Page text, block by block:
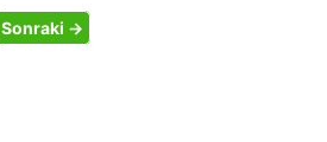
Sonraki →